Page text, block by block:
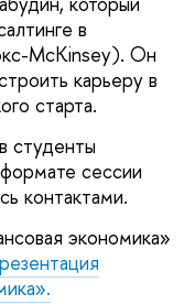
в
McKinsey). Он
карьеру в
старта.
студенты
сессии
контактами.
экономика»